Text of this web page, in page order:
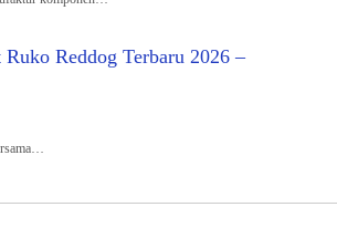
Reddog Terbaru 2026 –